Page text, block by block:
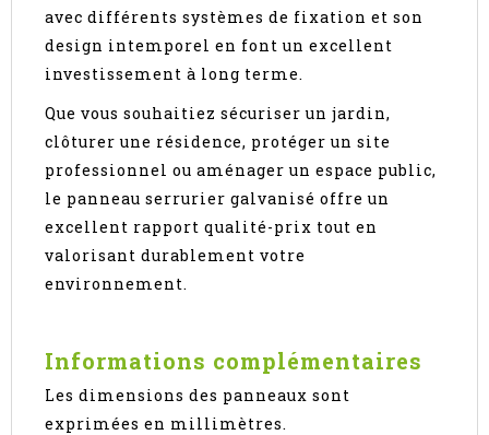
avec différents systèmes de fixation et son
design intemporel en font un excellent
investissement à long terme.
Que vous souhaitiez sécuriser un jardin,
clôturer une résidence, protéger un site
professionnel ou aménager un espace public,
le panneau serrurier galvanisé offre un
excellent rapport qualité-prix tout en
valorisant durablement votre
environnement.
Informations complémentaires
Les dimensions des panneaux sont
exprimées en millimètres.